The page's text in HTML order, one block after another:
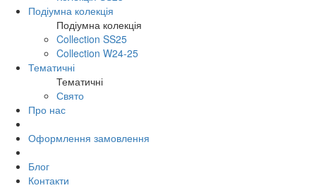
Подіумна колекція
Подіумна колекція
Collection SS25
Collection W24-25
Тематичні
Тематичні
Свято
Про нас
Оформлення замовлення
Блог
Контакти